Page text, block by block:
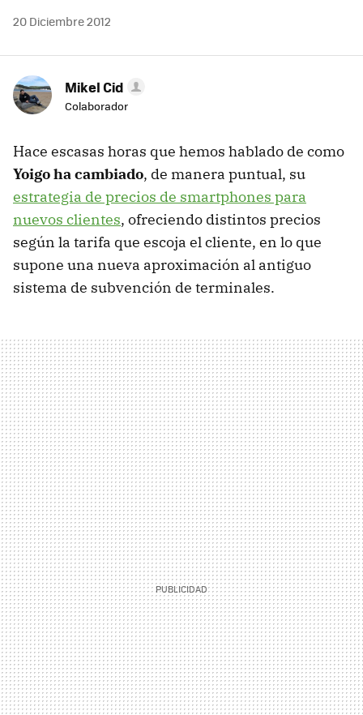
20 Diciembre 2012
Mikel Cid
Colaborador
Hace escasas horas que hemos hablado de como
Yoigo ha cambiado, de manera puntual, su
estrategia de precios de smartphones para
nuevos clientes, ofreciendo distintos precios
según la tarifa que escoja el cliente, en lo que
supone una nueva aproximación al antiguo
sistema de subvención de terminales.